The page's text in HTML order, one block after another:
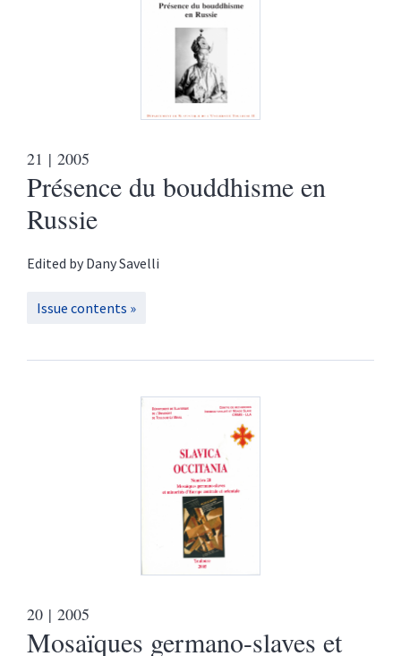
21 | 2005
Présence du bouddhisme en
Russie
Edited by DanySavelli
Issue contents
20 | 2005
Mosaïques germano-slaves et